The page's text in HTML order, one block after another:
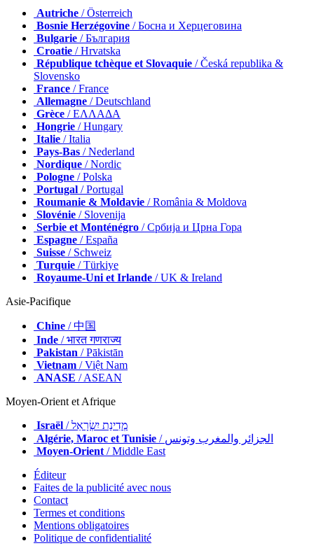
Autriche / Österreich
Bosnie Herzégovine / Босна и Херцеговина
Bulgarie / България
Croatie / Hrvatska
République tchèque et Slovaquie / Česká republika &
Slovensko
France / France
Allemagne / Deutschland
Grèce / ΕΛΛΑΔΑ
Hongrie / Hungary
Italie / Italia
Pays-Bas / Nederland
Nordique / Nordic
Pologne / Polska
Portugal / Portugal
Roumanie & Moldavie / România & Moldova
Slovénie / Slovenija
Serbie et Monténégro / Србија и Црна Гора
Espagne / España
Suisse / Schweiz
Turquie / Türkiye
Royaume-Uni et Irlande / UK & Ireland
Asie-Pacifique
Chine / 中国
Inde / भारत गणराज्य
Pakistan / Pākistān
Vietnam / Việt Nam
ANASE / ASEAN
Moyen-Orient et Afrique
Israël
/ מְדִינַת יִשְׂרָאֵל
Algérie, Maroc et Tunisie
/ الجزائر والمغرب وتونس
Moyen-Orient / Middle East
Éditeur
Faites de la publicité avec nous
Contact
Termes et conditions
Mentions obligatoires
Politique de confidentialité